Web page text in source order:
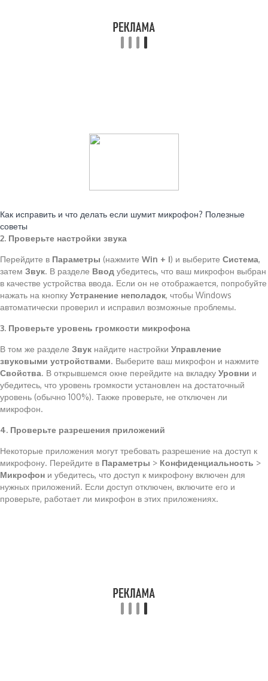
Как исправить и что делать если шумит микрофон? Полезные
советы
2. Проверьте настройки звука
Перейдите в Параметры (нажмите Win + I) и выберите Система,
затем Звук. В разделе Ввод убедитесь, что ваш микрофон выбран
в качестве устройства ввода. Если он не отображается, попробуйте
нажать на кнопку Устранение неполадок, чтобы Windows
автоматически проверил и исправил возможные проблемы.
3. Проверьте уровень громкости микрофона
В том же разделе Звук найдите настройки Управление
звуковыми устройствами. Выберите ваш микрофон и нажмите
Свойства. В открывшемся окне перейдите на вкладку Уровни и
убедитесь, что уровень громкости установлен на достаточный
уровень (обычно 100%). Также проверьте, не отключен ли
микрофон.
4. Проверьте разрешения приложений
Некоторые приложения могут требовать разрешение на доступ к
микрофону. Перейдите в Параметры > Конфиденциальность >
Микрофон и убедитесь, что доступ к микрофону включен для
нужных приложений. Если доступ отключен, включите его и
проверьте, работает ли микрофон в этих приложениях.